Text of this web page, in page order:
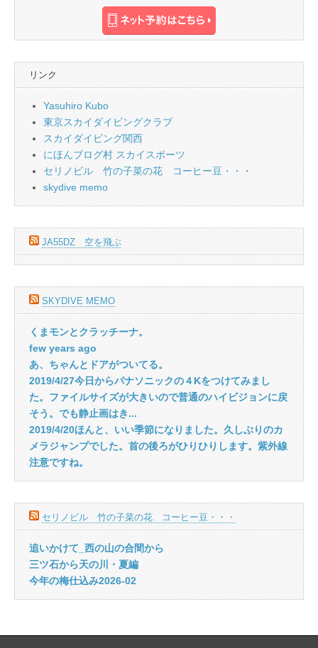
リンク
Yasuhiro Kubo
東京スカイダイビングクラブ
スカイダイビング関西
にほんブログ村 スカイスポーツ
セリノビル 竹の子菜の花 コーヒー豆・・・
skydive memo
JA55DZ 空を飛ぶ
SKYDIVE MEMO
くまモンとクラッチーナ。
few years ago
あ、ちゃんとドアがついてる。
2019/4/27今日からパナソニックの４Kをつけてみまし
た。ファイルサイズが大きいので普通のハイビジョンに戻
そう。でも静止画はき...
2019/4/20ほんと、いい季節になりました。久しぶりのカ
メラジャンプでした。首の後ろがひりひりします。紫外線
注意ですね。
セリノビル 竹の子菜の花 コーヒー豆・・・
追いかけて_西の山の合間から
三ツ石から天の川・夏編
今年の梅仕込み2026-02